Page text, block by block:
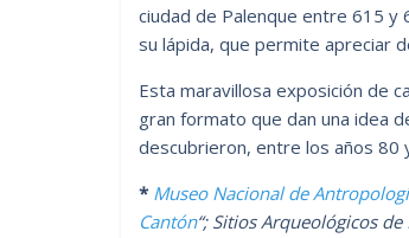
ciudad de Palenque entre 615 y
su lápida, que permite apreciar
Esta maravillosa exposición de
gran formato que dan una idea
descubrieron, entre los años
* Museo Nacional de
Cantón“; Sitios Arqueológicos